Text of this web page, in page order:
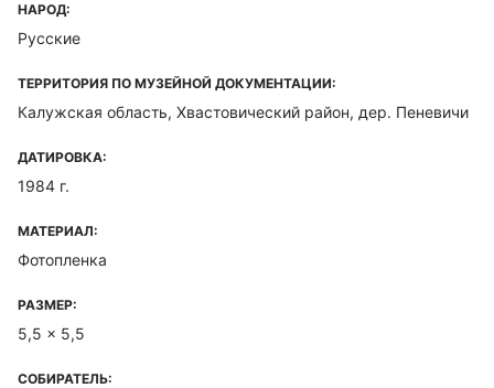
НАРОД:
Русские
ТЕРРИТОРИЯ ПО МУЗЕЙНОЙ ДОКУМЕНТАЦИИ:
Калужская область, Хвастовический район, дер. Пеневичи
ДАТИРОВКА:
1984 г.
МАТЕРИАЛ:
Фотопленка
РАЗМЕР:
5,5 x 5,5
СОБИРАТЕЛЬ: